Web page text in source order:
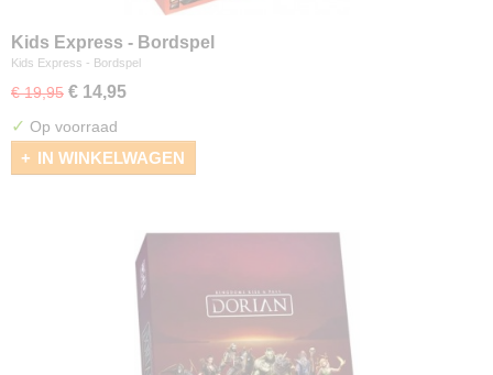
Kids Express - Bordspel
Kids Express - Bordspel
€ 19,95 € 14,95
✓ Op voorraad
IN WINKELWAGEN